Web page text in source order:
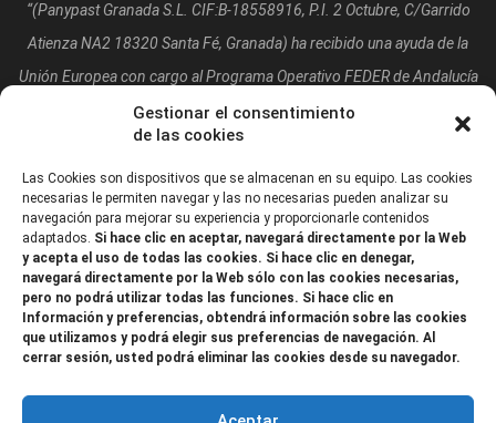
Gestionar el consentimiento
de las cookies
Las Cookies son dispositivos que se almacenan en su equipo. Las cookies
necesarias le permiten navegar y las no necesarias pueden analizar su
navegación para mejorar su experiencia y proporcionarle contenidos
adaptados. Si hace clic en aceptar, navegará directamente por la Web
y acepta el uso de todas las cookies. Si hace clic en denegar,
navegará directamente por la Web sólo con las cookies necesarias,
pero no podrá utilizar todas las funciones. Si hace clic en
Información y preferencias, obtendrá información sobre las cookies
que utilizamos y podrá elegir sus preferencias de navegación. Al
cerrar sesión, usted podrá eliminar las cookies desde su navegador.
“(Panypast Granada S.L. CIF:B-18558916, P.I. 2 Octubre, C/Garrido
Atienza NA2 18320 Santa Fé, Granada) ha recibido una ayuda de la
Unión Europea con cargo al Programa Operativo FEDER de Andalucía
2014-2020, financiada como parte de la respuesta de la Unión a la
pandemia de COVID-19 (REACT-UE), para compensar el sobrecoste
energético de gas natural y/o electricidad a pymes y autónomos
especialmente afectados por el incremento de los precios del gas
natural y la electricidad provocados por el impacto de la guerra de
agresión de Rusia contra Ucrania.”